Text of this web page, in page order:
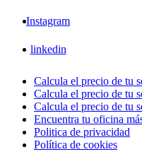
Instagram
linkedin
Calcula el precio de tu
Calcula el precio de tu
Calcula el precio de tu
Encuentra tu oficina
Politica de privacidad
Política de cookies